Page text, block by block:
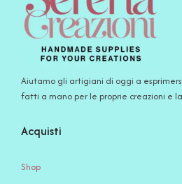
Aiutamo gli artigiani di oggi a
fatti a mano per le proprie creazioni e
Acquisti
Shop